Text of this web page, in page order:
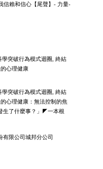
信賴和信心【尾聲】- 力量-
學突破行為模式迴圈, 終結
心理健康
學突破行為模式迴圈, 終結
心理健康：無法控制的焦
了什麼事？」◤一本根
有限公司城邦分公司